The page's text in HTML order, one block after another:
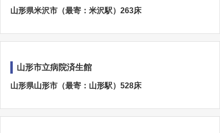
山形県米沢市（最寄：米沢駅）263床
山形市立病院済生館
山形県山形市（最寄：山形駅）528床